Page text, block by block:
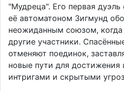
"Мудреца". Его первая
её автоматоном Зигмунд
неожиданным союзом, когда
другие участники.
отменяют поединок,
новые пути для достижения
интригами и скрытыми